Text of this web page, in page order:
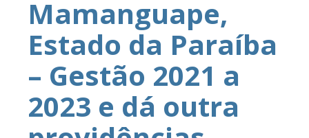
Mamanguape,
Estado da Paraíba
– Gestão 2021 a
2023 e dá outra